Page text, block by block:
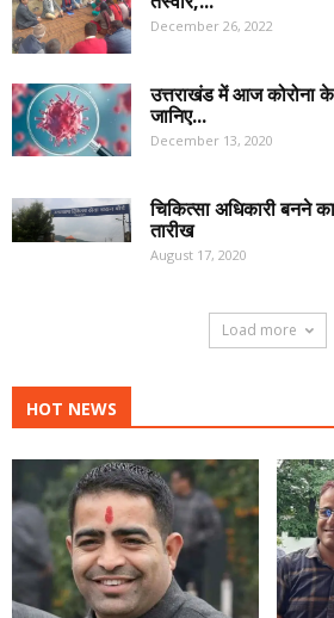
December 26, 2022
उत्तराखंड में आज कोरोना
जानिए...
December 13, 2020
चिकित्सा अधिकारी बनने
तारीख
August 17, 2020
Load more
HOT NEWS